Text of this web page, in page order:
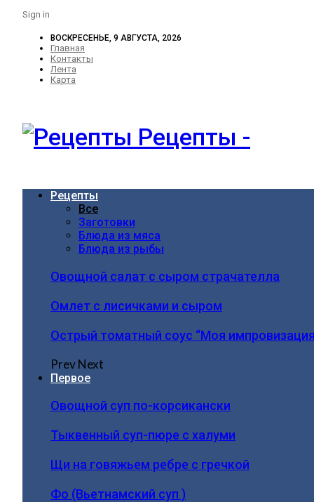
Sign in
ВОСКРЕСЕНЬЕ, 9 АВГУСТА, 2026
Главная
Контакты
Лента
Карта
Рецепты -
Рецепты
Все
Заготовки
Блюда из мяса
Блюда из рыбы
Овощной салат с сыром страчателла
Омлет с лисичками и сыром
Острый томатный соус “Моя
PrevNext
Первое
Овощной суп по-корсикански
Тыквенный суп-пюре с халуми
Щи на говяжьем ребре с гречкой
Фо (Вьетнамский суп )